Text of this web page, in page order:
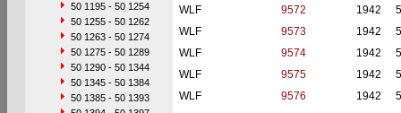
50 1195 - 50 1254
50 1255 - 50 1262
50 1263 - 50 1274
50 1275 - 50 1289
50 1290 - 50 1344
50 1345 - 50 1384
50 1385 - 50 1393
WLF
9572 1942
WLF
9573 1942
WLF
9574 1942
WLF
9575 1942
WLF
9576 1942